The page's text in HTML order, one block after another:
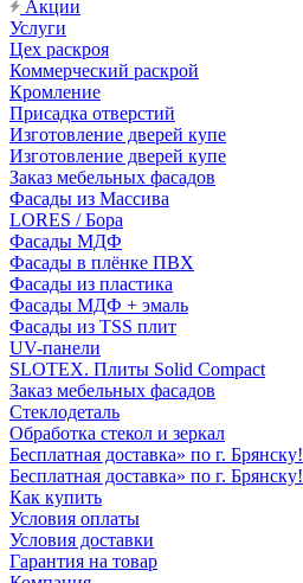
Акции
Услуги
Цех раскроя
Коммерческий раскрой
Кромление
Присадка отверстий
Изготовление дверей купе
Изготовление дверей купе
Заказ мебельных фасадов
Фасады из Массива
LORES / Бора
Фасады МДФ
Фасады в плёнке ПВХ
Фасады из пластика
Фасады МДФ + эмаль
Фасады из TSS плит
UV-панели
SLOTEX. Плиты Solid Compact
Заказ мебельных фасадов
Стеклодеталь
Обработка стекол и зеркал
Бесплатная доставка» по г. Брянску!
Бесплатная доставка» по г. Брянску!
Как купить
Условия оплаты
Условия доставки
Гарантия на товар